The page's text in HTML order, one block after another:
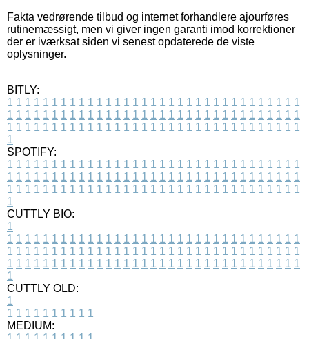
Fakta vedrørende tilbud og internet forhandlere ajourføres
rutinemæssigt, men vi giver ingen garanti imod korrektioner
der er iværksat siden vi senest opdaterede de viste
oplysninger.
BITLY:
1 1 1 1 1 1 1 1 1 1 1 1 1 1 1 1 1 1 1 1 1 1 1 1 1 1 1 1 1 1 1 1 1
1 1 1 1 1 1 1 1 1 1 1 1 1 1 1 1 1 1 1 1 1 1 1 1 1 1 1 1 1 1 1 1 1
1 1 1 1 1 1 1 1 1 1 1 1 1 1 1 1 1 1 1 1 1 1 1 1 1 1 1 1 1 1 1 1 1
1
SPOTIFY:
1 1 1 1 1 1 1 1 1 1 1 1 1 1 1 1 1 1 1 1 1 1 1 1 1 1 1 1 1 1 1 1 1
1 1 1 1 1 1 1 1 1 1 1 1 1 1 1 1 1 1 1 1 1 1 1 1 1 1 1 1 1 1 1 1 1
1 1 1 1 1 1 1 1 1 1 1 1 1 1 1 1 1 1 1 1 1 1 1 1 1 1 1 1 1 1 1 1 1
1
CUTTLY BIO:
1
1 1 1 1 1 1 1 1 1 1 1 1 1 1 1 1 1 1 1 1 1 1 1 1 1 1 1 1 1 1 1 1 1
1 1 1 1 1 1 1 1 1 1 1 1 1 1 1 1 1 1 1 1 1 1 1 1 1 1 1 1 1 1 1 1 1
1 1 1 1 1 1 1 1 1 1 1 1 1 1 1 1 1 1 1 1 1 1 1 1 1 1 1 1 1 1 1 1 1
1
CUTTLY OLD:
1
1 1 1 1 1 1 1 1 1 1
MEDIUM: